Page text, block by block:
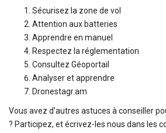
Sécurisez la zone de vol
Attention aux batteries
Apprendre en manuel
Respectez la réglementation
Consultez Géoportail
Analyser et apprendre
Dronestagr.am
Vous avez d’autres astuces à conseiller
? Participez, et écrivez-les nous dans les